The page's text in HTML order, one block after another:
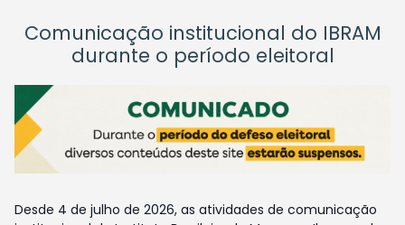
Comunicação institucional do IBRAM
durante o período eleitoral
Desde 4 de julho de 2026, as atividades de comunicação